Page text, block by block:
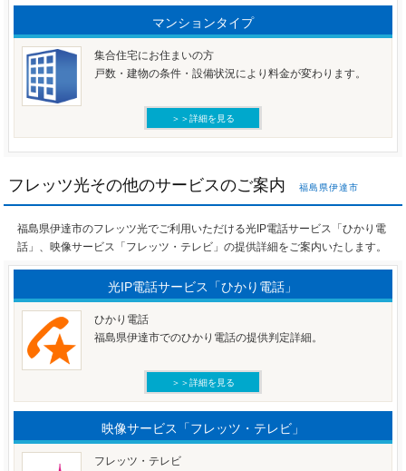
マンションタイプ
集合住宅にお住まいの方
戸数・建物の条件・設備状況により料金が変わります。
＞＞詳細を見る
フレッツ光その他のサービスのご案内 福島県伊達市
福島県伊達市のフレッツ光でご利用いただける光IP電話サービス「ひかり電
話」、映像サービス「フレッツ・テレビ」の提供詳細をご案内いたします。
光IP電話サービス「ひかり電話」
ひかり電話
福島県伊達市でのひかり電話の提供判定詳細。
＞＞詳細を見る
映像サービス「フレッツ・テレビ」
フレッツ・テレビ